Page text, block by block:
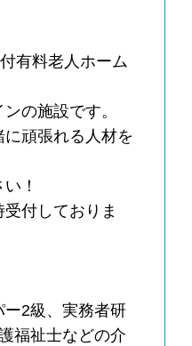
有料老人ホーム
の施設です。
頑張れる人材を
！
付しておりま
ー2級、実務者研
福祉士などの介